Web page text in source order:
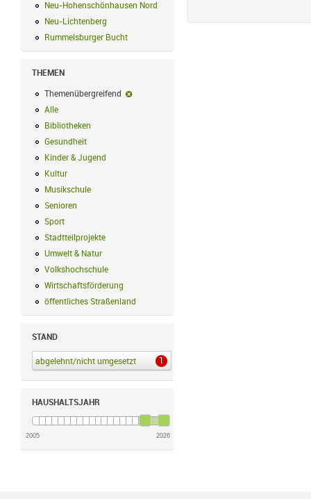
Neu-Hohenschönhausen Nord
Neu-Lichtenberg Neu-Lichtenberg Filter anwenden
Rummelsburger Bucht
THEMEN
Themenübergreifend
Alle
Bibliotheken
Gesundheit
Kinder & Jugend
Kultur
Musikschule
Senioren
Sport
Stadtteilprojekte
Umwelt & Natur
Volkshochschule
Wirtschaftsförderung
öffentliches Straßenland
STAND
abgelehnt/nicht umgesetzt 1
abgelehnt/nicht umgesetzt Filter anwenden
HAUSHALTSJAHR
2005 2026